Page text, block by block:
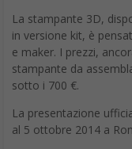
La stampante 3D,
in versione kit, è
e maker. I prezzi,
stampante da
sotto i 700 €.
La presentazione
al 5 ottobre 2014 a